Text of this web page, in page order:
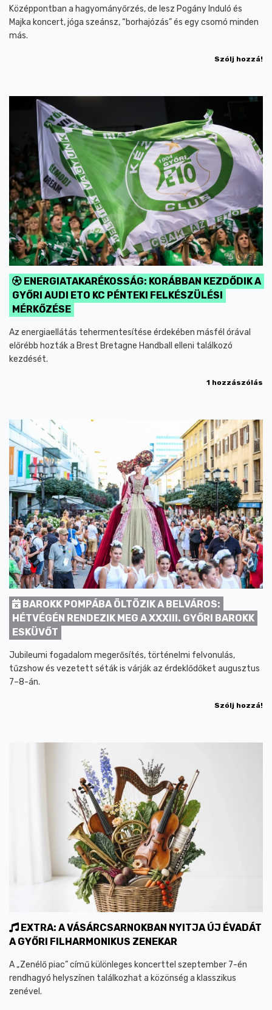
Középpontban a hagyományőrzés, de lesz Pogány Induló és
Majka koncert, jóga szeánsz, “borhajózás” és egy csomó minden
más.
Szólj hozzá!
ENERGIATAKARÉKOSSÁG: KORÁBBAN KEZDŐDIK A
GYŐRI AUDI ETO KC PÉNTEKI FELKÉSZÜLÉSI
MÉRKŐZÉSE
Az energiaellátás tehermentesítése érdekében másfél órával
előrébb hozták a Brest Bretagne Handball elleni találkozó
kezdését.
1 hozzászólás
BAROKK POMPÁBA ÖLTÖZIK A BELVÁROS:
HÉTVÉGÉN RENDEZIK MEG A XXXIII. GYŐRI BAROKK
ESKÜVŐT
Jubileumi fogadalom megerősítés, történelmi felvonulás,
tűzshow és vezetett séták is várják az érdeklődőket augusztus
7–8-án.
Szólj hozzá!
EXTRA: A VÁSÁRCSARNOKBAN NYITJA ÚJ ÉVADÁT
A GYŐRI FILHARMONIKUS ZENEKAR
A „Zenélő piac” című különleges koncerttel szeptember 7-én
rendhagyó helyszínen találkozhat a közönség a klasszikus
zenével.